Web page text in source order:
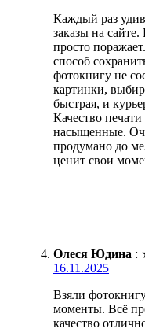
Каждый раз
заказы на
просто
способ
фотокнигу не
картинки,
быстрая, и
Качество
насыщенные.
продумано до
ценит свои
Олеся Юдина :
16.11.2025
Взяли
моменты. Всё
качество